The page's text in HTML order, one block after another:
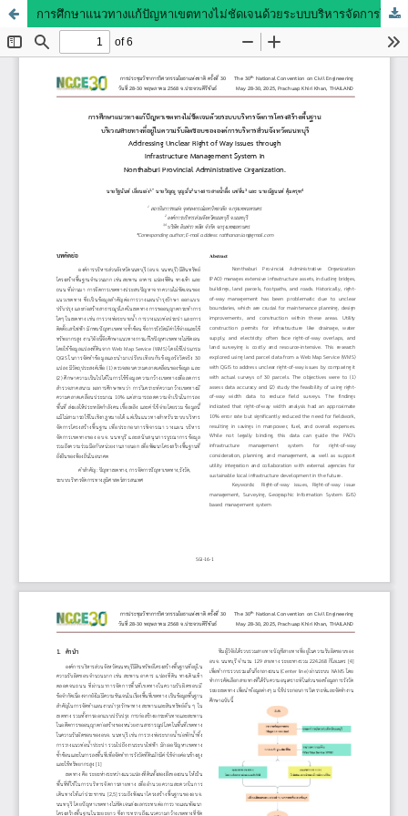
การศึกษาแนวทางแก้ปัญหาเขตทางไม่ชัดเจนด้วยระบบบริหารจัดการโครงสร้างพื้นฐาน บริเวณสายทางที่อยู่ในความรับผิดชอบขององค์การบริหารส่วนจังหวัดนนทบุรี